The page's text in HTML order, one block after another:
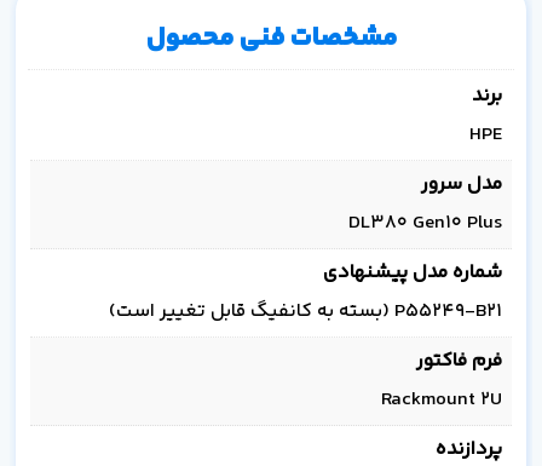
مشخصات فنی محصول
برند
HPE
مدل سرور
DL380 Gen10 Plus
شماره مدل پیشنهادی
P55249-B21 (بسته به کانفیگ قابل تغییر است)
فرم فاکتور
Rackmount 2U
پردازنده